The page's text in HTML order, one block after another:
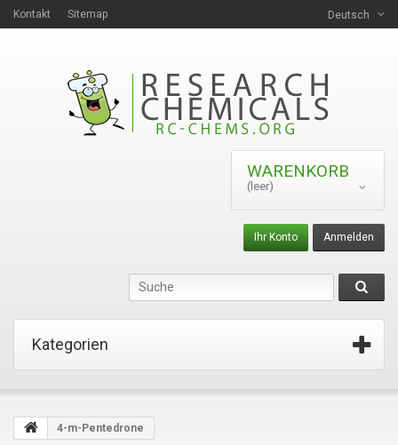
Deutsch
Kontakt Sitemap
WARENKORB
(leer)
Anmelden
Ihr Konto
Kategorien
4-m-Pentedrone